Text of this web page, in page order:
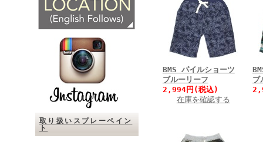
取り扱いスプレーペイン
ト
BMS パイルショーツ
ブルーリーフ
2,994円(税込)
在庫を確認する